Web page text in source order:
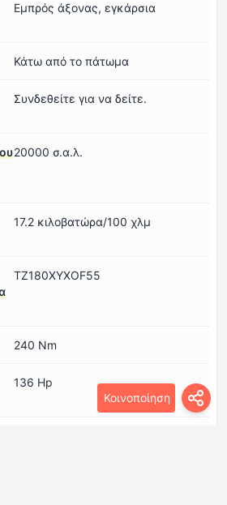
Κοινοποίηση
Εμπρός άξονας, εγκάρσια
Κάτω από το πάτωμα
Συνδεθείτε για να δείτε.
20000 σ.α.λ.
17.2 κιλοβατώρα/100 χλμ
TZ180XYXOF55
240 Nm
136 Hp